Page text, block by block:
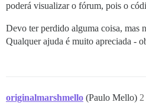
poderá visualizar o fórum, pois o
Devo ter perdido alguma coisa, mas
Qualquer ajuda é muito apreciada -
originalmarshmello (Paulo Mello) 2